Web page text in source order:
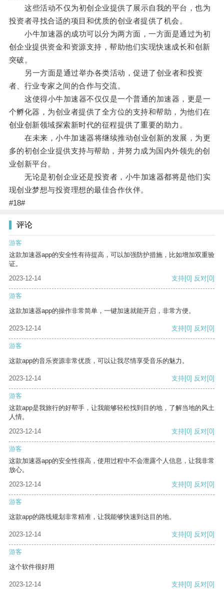
这些活动不仅为初创企业提供了展示自我的平台，也为
投资者寻找合适的项目和优质的创业者提供了机会。
小牛加速器的成功可以分为两方面，一方面是通过为初
创企业提供资金和资源支持，帮助他们实现快速成长和创新
突破。
另一方面是通过举办各类活动，促进了创业者和投资
者、行业专家之间的合作与交流。
这使得小牛加速器不仅仅是一个普通的加速器，更是一
个孵化器，为创业者提供了全方位的支持和帮助，为他们在
创业创新领域探索新时代的征程提供了重要的助力。
在未来，小牛加速器将继续推动创业创新的发展，为更
多的初创企业提供支持与帮助，并努力成为国内外领先的创
业创新平台。
无论是初创企业还是投资者，小牛加速器都将是他们实
现创业梦想与投资理想的最佳合作伙伴。
#18#
评论
游客
这款加速器app的安全性有待提高，可以加强防护措施，比如增加双重验
证。
2023-12-14
支持[0] 反对[0]
游客
这款加速器app的操作非常简单，一键加速就能开启，非常方便。
2023-12-14 支持[0] 反对[0]
游客
这款app的音乐资源非常优质，可以让我尽情享受音乐的魅力。
2023-12-14 支持[0] 反对[0]
游客
这款app是我旅行的好帮手，让我能够轻松找到目的地，了解当地的风土
人情。
2023-12-14
支持[0] 反对[0]
游客
这款加速器app的安全性很高，使用过程中不会泄露个人信息，让我非常
放心。
2023-12-14
支持[0] 反对[0]
游客
这款app的路线规划非常精准，让我能够快速到达目的地。
2023-12-14 支持[0] 反对[0]
游客
这个软件很好用
2023-12-14 支持[0] 反对[0]